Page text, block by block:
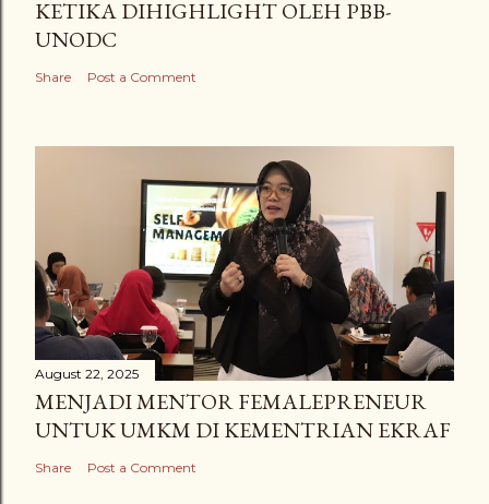
KETIKA DIHIGHLIGHT OLEH PBB-
UNODC
Share Post a Comment
August 22, 2025
MENJADI MENTOR FEMALEPRENEUR
UNTUK UMKM DI KEMENTRIAN EKRAF
Share Post a Comment